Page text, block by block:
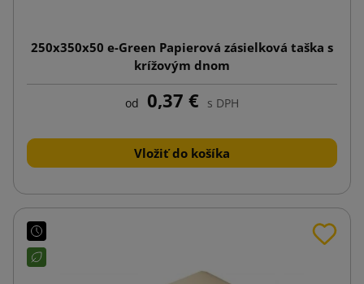
250x350x50 e-Green Papierová zásielková taška s
krížovým dnom
od 0,37 € s DPH
Vložiť do košíka